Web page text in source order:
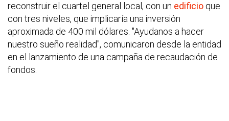
reconstruir el cuartel general local, con un edificio que
con tres niveles, que implicaría una inversión
aproximada de 400 mil dólares. "Ayudanos a hacer
nuestro sueño realidad", comunicaron desde la entidad
en el lanzamiento de una campaña de recaudación de
fondos.